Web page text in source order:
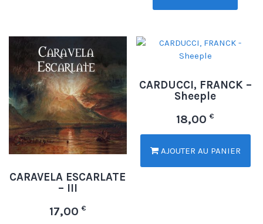
CARAVELA ESCARLATE
– III
17,00 €
CARDUCCI, FRANCK –
Sheeple
18,00€
AJOUTER AU PANIER